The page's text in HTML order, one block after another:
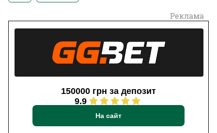
Реклама
150000 грн за депозит
9.9
На сайт